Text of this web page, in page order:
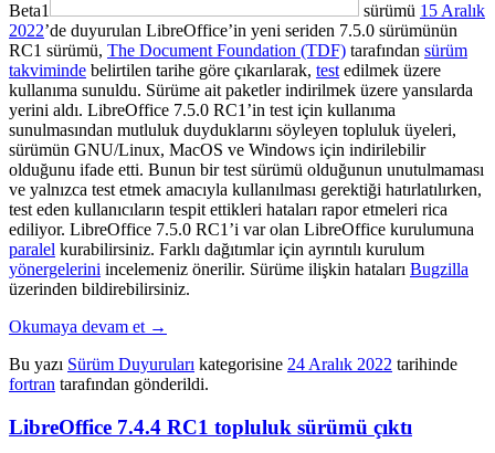
Beta1 sürümü 15 Aralık
2022’de duyurulan LibreOffice’in yeni seriden 7.5.0 sürümünün
RC1 sürümü, The Document Foundation (TDF) tarafından sürüm
takviminde belirtilen tarihe göre çıkarılarak, test edilmek üzere
kullanıma sunuldu. Sürüme ait paketler indirilmek üzere yansılarda
yerini aldı. LibreOffice 7.5.0 RC1’in test için kullanıma
sunulmasından mutluluk duyduklarını söyleyen topluluk üyeleri,
sürümün GNU/Linux, MacOS ve Windows için indirilebilir
olduğunu ifade etti. Bunun bir test sürümü olduğunun unutulmaması
ve yalnızca test etmek amacıyla kullanılması gerektiği hatırlatılırken,
test eden kullanıcıların tespit ettikleri hataları rapor etmeleri rica
ediliyor. LibreOffice 7.5.0 RC1’i var olan LibreOffice kurulumuna
paralel kurabilirsiniz. Farklı dağıtımlar için ayrıntılı kurulum
yönergelerini incelemeniz önerilir. Sürüme ilişkin hataları Bugzilla
üzerinden bildirebilirsiniz.
Okumaya devam et →
Bu yazı Sürüm Duyuruları kategorisine 24 Aralık 2022 tarihinde
fortran tarafından gönderildi.
LibreOffice 7.4.4 RC1 topluluk sürümü çıktı